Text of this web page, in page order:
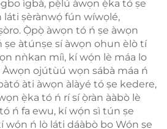
ìgbà, pẹ̀lú àwọn ẹ̀ka tó ṣe
láti ṣèrànwọ́ fún wíwọlé,
Ọ̀pọ̀ àwọn tó ń ṣe àwọn
ṣe àtúnṣe sí àwọn ohun èlò tí
nǹkan míì, kí wọ́n lè máa lo
Àwọn ojútùú wọn sábà máa ń
àti àwọn àlàyé tó ṣe kedere,
ẹ̀ka tó ń rí sí ọ̀ràn ààbò lè
ń fa ewu, kí wọ́n sì tún ṣe
wọ́n ń lò láti dáàbò bo Wọ́n ṣe